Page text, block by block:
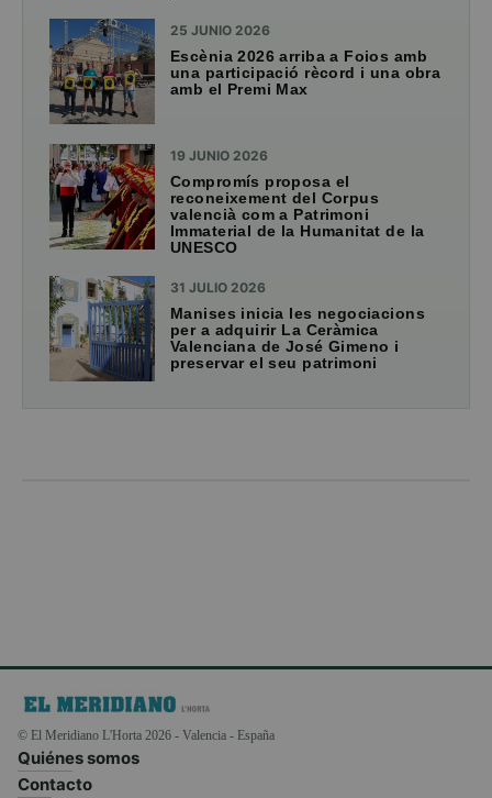
25 JUNIO 2026
Escènia 2026 arriba a Foios amb
una participació rècord i una obra
amb el Premi Max
19 JUNIO 2026
Compromís proposa el
reconeixement del Corpus
valencià com a Patrimoni
Immaterial de la Humanitat de la
UNESCO
31 JULIO 2026
Manises inicia les negociacions
per a adquirir La Ceràmica
Valenciana de José Gimeno i
preservar el seu patrimoni
© El Meridiano L'Horta 2026 - Valencia - España
Quiénes somos
Contacto